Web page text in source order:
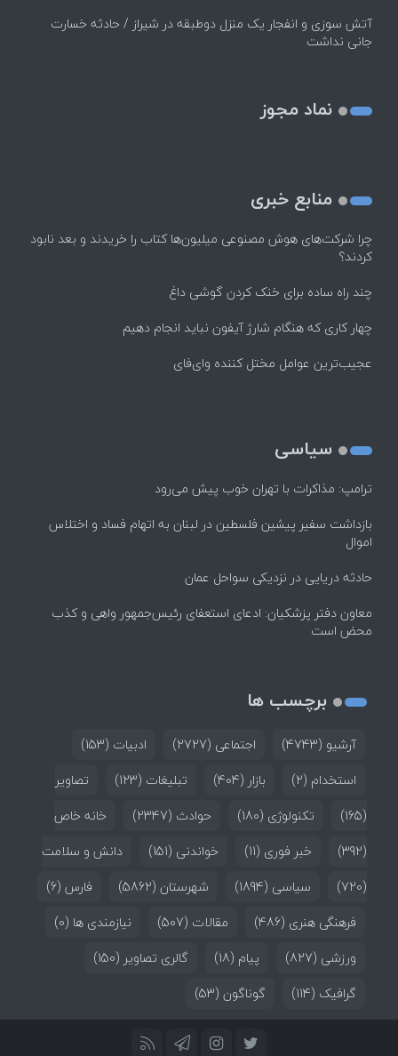
آتش سوزی و انفجار یک منزل دوطبقه در شیراز / حادثه خسارت
جانی نداشت
نماد مجوز
منابع خبری
چرا شرکت‌های هوش مصنوعی میلیون‌ها کتاب را خریدند و بعد نابود
کردند؟
چند راه‌ ساده برای خنک کردن گوشی داغ
چهار کاری که هنگام شارژ آیفون نباید انجام دهیم
عجیب‌ترین عوامل مختل کننده وای‌فای
سیاسی
ترامپ: مذاکرات با تهران خوب پیش می‌رود
بازداشت سفیر پیشین فلسطین در لبنان به اتهام فساد و اختلاس
اموال
حادثه دریایی در نزدیکی سواحل عمان
معاون دفتر پزشکیان: ادعای استعفای رئیس‌جمهور واهی و کذب
محض است
برچسب ها
آرشیو (4743) اجتماعی (2727) ادبیات (153)
استخدام (2) بازار (404) تبلیغات (123)
تصاویر
(165)
تکنولوژی (180) حوادث (2347)
خانه خاص
(392)
خبر فوری (11) خواندنی (151)
دانش و سلامت
(720)
سیاسی (1894) شهرستان (5862) فارس (6)
فرهنگی هنری (486) مقالات (507) نیازمندی ها (0)
ورزشی (827) پیام (18) گالری تصاویر (150)
گرافیک (114) گوناگون (53)